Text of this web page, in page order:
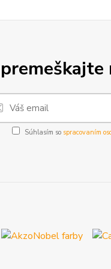
Súhlasím so spracovaním